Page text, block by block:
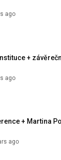
ago
+
ago
+ Martina
ago